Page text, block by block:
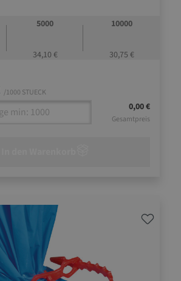
5000
34,10 €
10000
30,75 €
/1000 STUECK
0,00 €
Gesamtpreis